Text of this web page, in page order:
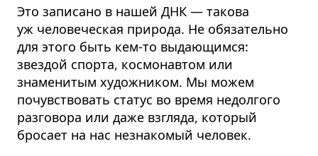
Это записано в нашей ДНК — такова
уж человеческая природа. Не обязательно
для этого быть кем-то выдающимся:
звездой спорта, космонавтом или
знаменитым художником. Мы можем
почувствовать статус во время недолгого
разговора или даже взгляда, который
бросает на нас незнакомый человек.